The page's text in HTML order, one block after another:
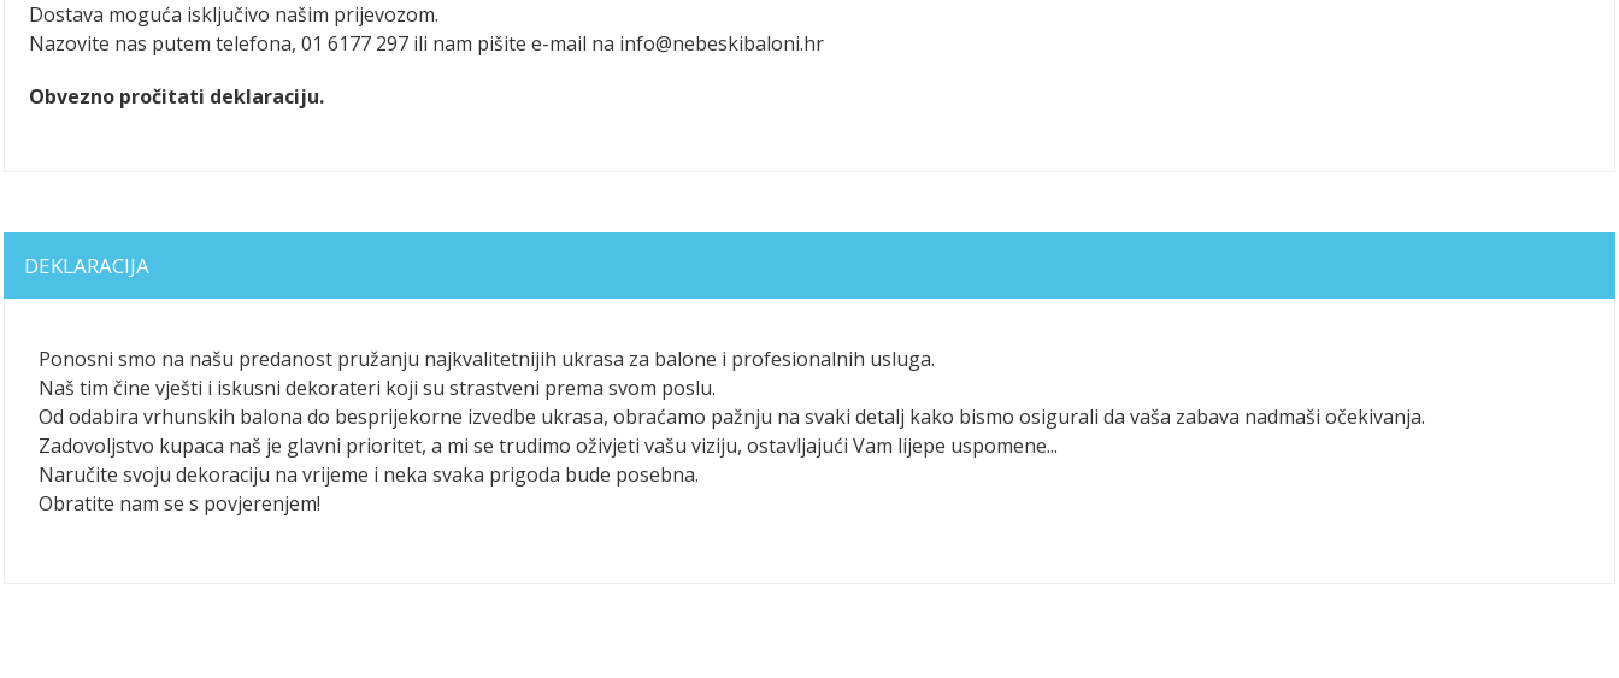
Dostava moguća isključivo našim prijevozom.
Nazovite nas putem telefona, 01 6177 297 ili nam pišite e-mail na info@nebeskibaloni.hr
Obvezno pročitati deklaraciju.
DEKLARACIJA
Ponosni smo na našu predanost pružanju najkvalitetnijih ukrasa za balone i profesionalnih usluga.
Naš tim čine vješti i iskusni dekorateri koji su strastveni prema svom poslu.
Od odabira vrhunskih balona do besprijekorne izvedbe ukrasa, obraćamo pažnju na svaki detalj kako bismo osigurali da vaša zabava nadmaši očekivanja.
Zadovoljstvo kupaca naš je glavni prioritet, a mi se trudimo oživjeti vašu viziju, ostavljajući Vam lijepe uspomene...
Naručite svoju dekoraciju na vrijeme i neka svaka prigoda bude posebna.
Obratite nam se s povjerenjem!